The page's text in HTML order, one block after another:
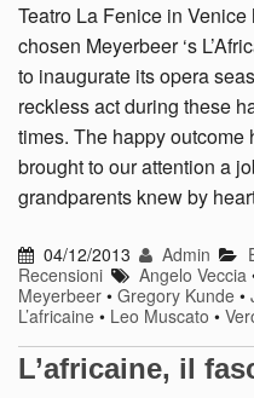
Teatro La Fenice in Venice
chosen Meyerbeer ‘s
to inaugurate its opera
reckless act during these
times. The happy outcome
brought to our attention a
grandparents knew by
04/12/2013 Admin
Recensioni
Angelo Veccia
Meyerbeer • Gregory Kunde •
L’africaine • Leo Muscato •
L’africaine, il